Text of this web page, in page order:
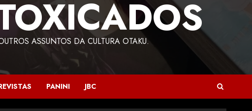
ASSUNTOS DA CULTURA OTAKU.
PANINI JBC